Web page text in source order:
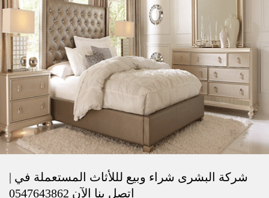
شركة البشرى شراء وبيع لللأثاث المستعملة في |
اتصل بنا الآن 0547643862